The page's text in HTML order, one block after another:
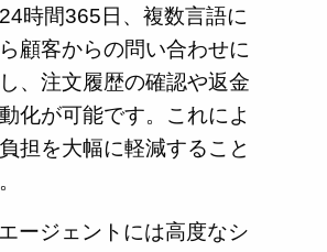
時間365日、複数言語に
顧客からの問い合わせに
、注文履歴の確認や返金
化が可能です。これによ
担を大幅に軽減すること
ージェントには高度なシ